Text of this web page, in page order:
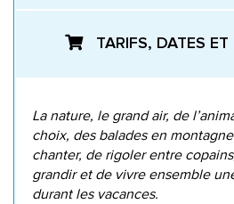
TARIFS, DATES ET
La nature, le grand air, de
choix, des balades en
chanter, de rigoler entre
grandir et de vivre ensemble
durant les vacances.